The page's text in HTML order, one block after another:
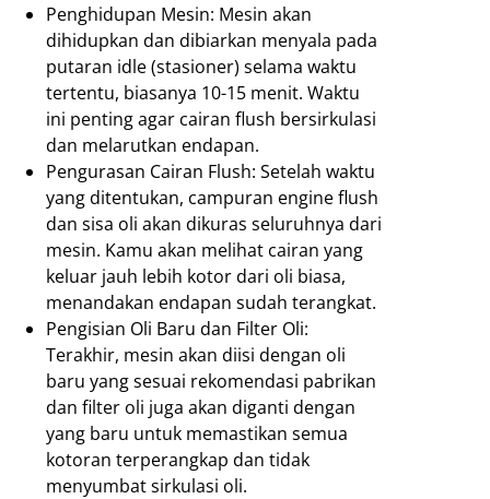
Penghidupan Mesin: Mesin akan
dihidupkan dan dibiarkan menyala pada
putaran idle (stasioner) selama waktu
tertentu, biasanya 10-15 menit. Waktu
ini penting agar cairan flush bersirkulasi
dan melarutkan endapan.
Pengurasan Cairan Flush: Setelah waktu
yang ditentukan, campuran engine flush
dan sisa oli akan dikuras seluruhnya dari
mesin. Kamu akan melihat cairan yang
keluar jauh lebih kotor dari oli biasa,
menandakan endapan sudah terangkat.
Pengisian Oli Baru dan Filter Oli:
Terakhir, mesin akan diisi dengan oli
baru yang sesuai rekomendasi pabrikan
dan filter oli juga akan diganti dengan
yang baru untuk memastikan semua
kotoran terperangkap dan tidak
menyumbat sirkulasi oli.